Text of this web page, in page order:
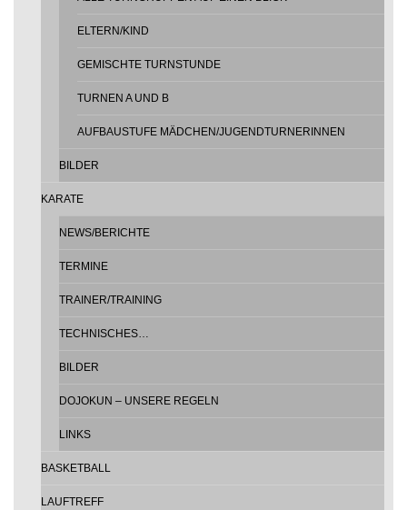
ELTERN/KIND
GEMISCHTE TURNSTUNDE
TURNEN A UND B
AUFBAUSTUFE MÄDCHEN/JUGENDTURNERINNEN
BILDER
KARATE
NEWS/BERICHTE
TERMINE
TRAINER/TRAINING
TECHNISCHES…
BILDER
DOJOKUN – UNSERE REGELN
LINKS
BASKETBALL
LAUFTREFF